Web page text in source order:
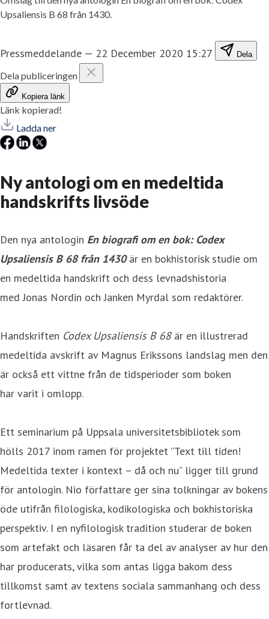
Upsaliensis B 68 från 1430.
Pressmeddelande — 22 December 2020 15:27 Dela
Dela publiceringen
Kopiera länk
Länk kopierad!
Ladda ner
​Ny antologi om en medeltida
handskrifts livsöde
Den nya antologin En biografi om en bok: Codex
Upsaliensis B 68från 1430är en bokhistorisk studie om
en medeltida handskrift och dess levnadshistoria
med Jonas Nordin och Janken Myrdal som redaktörer.
Handskriften Codex Upsaliensis B 68 är en illustrerad
medeltida avskrift av Magnus Erikssons landslag men den
är också ett vittne från de tidsperioder som boken
har varit i omlopp.
Ett seminarium på Uppsala universitetsbibliotek som
hölls 2017 inom ramen för projektet ”Text till tiden!
Medeltida texter i kontext – då och nu” ligger till grund
för antologin. Nio författare ger sina tolkningar av bokens
öde utifrån filologiska, kodikologiska och bokhistoriska
perspektiv. I en nyfilologisk tradition studerar de boken
som artefakt och läsaren får ta del av analyser av hur den
har producerats, vilka som antas ligga bakom dess
tillkomst samt av textens sociala sammanhang och dess
fortlevnad.